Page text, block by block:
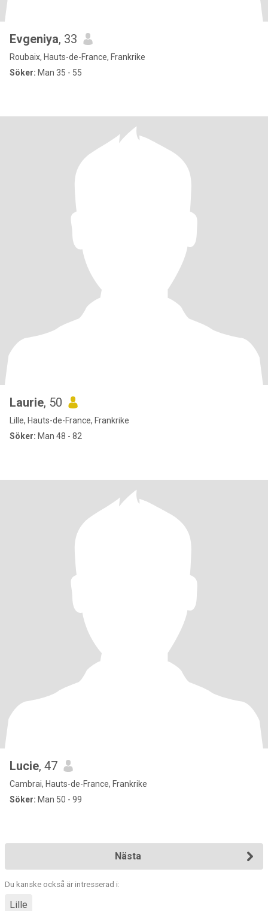
Evgeniya, 33
Roubaix, Hauts-de-France, Frankrike
Söker: Man 35 - 55
Laurie, 50
Lille, Hauts-de-France, Frankrike
Söker: Man 48 - 82
Lucie, 47
Cambrai, Hauts-de-France, Frankrike
Söker: Man 50 - 99
Nästa
Du kanske också är intresserad i:
Lille